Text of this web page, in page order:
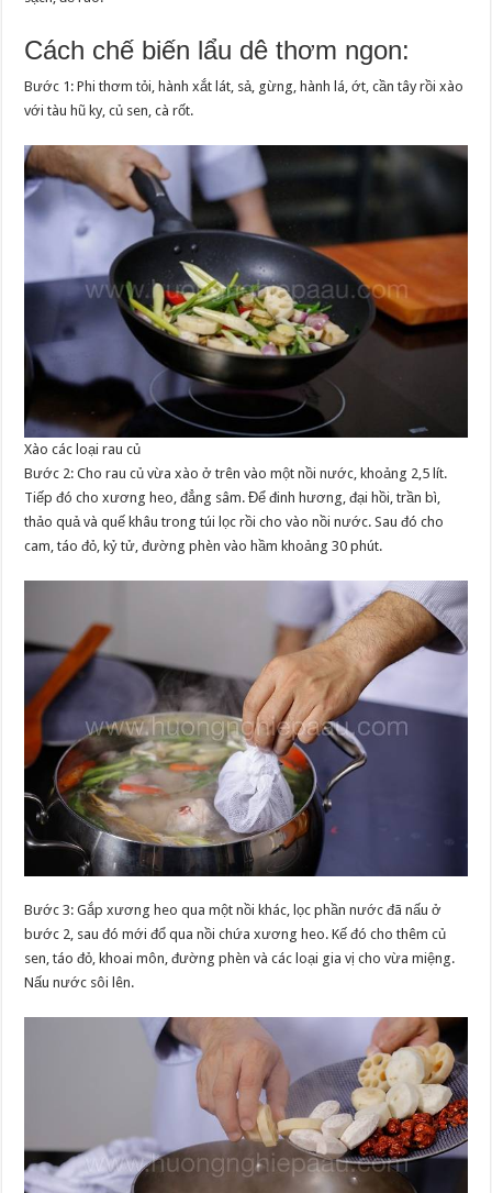
Cách chế biến lẩu dê thơm ngon:
Bước 1: Phi thơm tỏi, hành xắt lát, sả, gừng, hành lá, ớt, cần tây rồi xào
với tàu hũ ky, củ sen, cà rốt.
Xào các loại rau củ
Bước 2: Cho rau củ vừa xào ở trên vào một nồi nước, khoảng 2,5 lít.
Tiếp đó cho xương heo, đẳng sâm. Để đinh hương, đại hồi, trần bì,
thảo quả và quế khâu trong túi lọc rồi cho vào nồi nước. Sau đó cho
cam, táo đỏ, kỷ tử, đường phèn vào hầm khoảng 30 phút.
Bước 3: Gắp xương heo qua một nồi khác, lọc phần nước đã nấu ở
bước 2, sau đó mới đổ qua nồi chứa xương heo. Kế đó cho thêm củ
sen, táo đỏ, khoai môn, đường phèn và các loại gia vị cho vừa miệng.
Nấu nước sôi lên.